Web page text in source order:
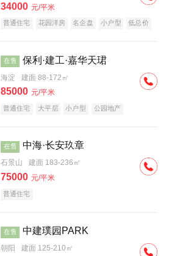
34000 元/平米
普通住宅 花园洋房 名企盘 小户型 低总价
在售 保利·建工·嘉华天珺
海淀 建面 88-172㎡
85000 元/平米
普通住宅 大平层 小户型
公园地产
在售 中海·长安玖章
石景山 建面 183-236㎡
75000 元/平米
普通住宅
在售 中建璞园PARK
朝阳 建面 125-210㎡